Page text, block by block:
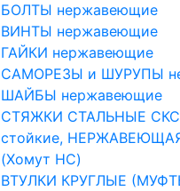
БОЛТЫ нержавеющие
ВИНТЫ нержавеющие
ГАЙКИ нержавеющие
САМОРЕЗЫ и ШУРУПЫ
ШАЙБЫ нержавеющие
СТЯЖКИ СТАЛЬНЫЕ СКС
стойкие, НЕРЖАВЕЮЩАЯ
(Хомут НС)
ВТУЛКИ КРУГЛЫЕ